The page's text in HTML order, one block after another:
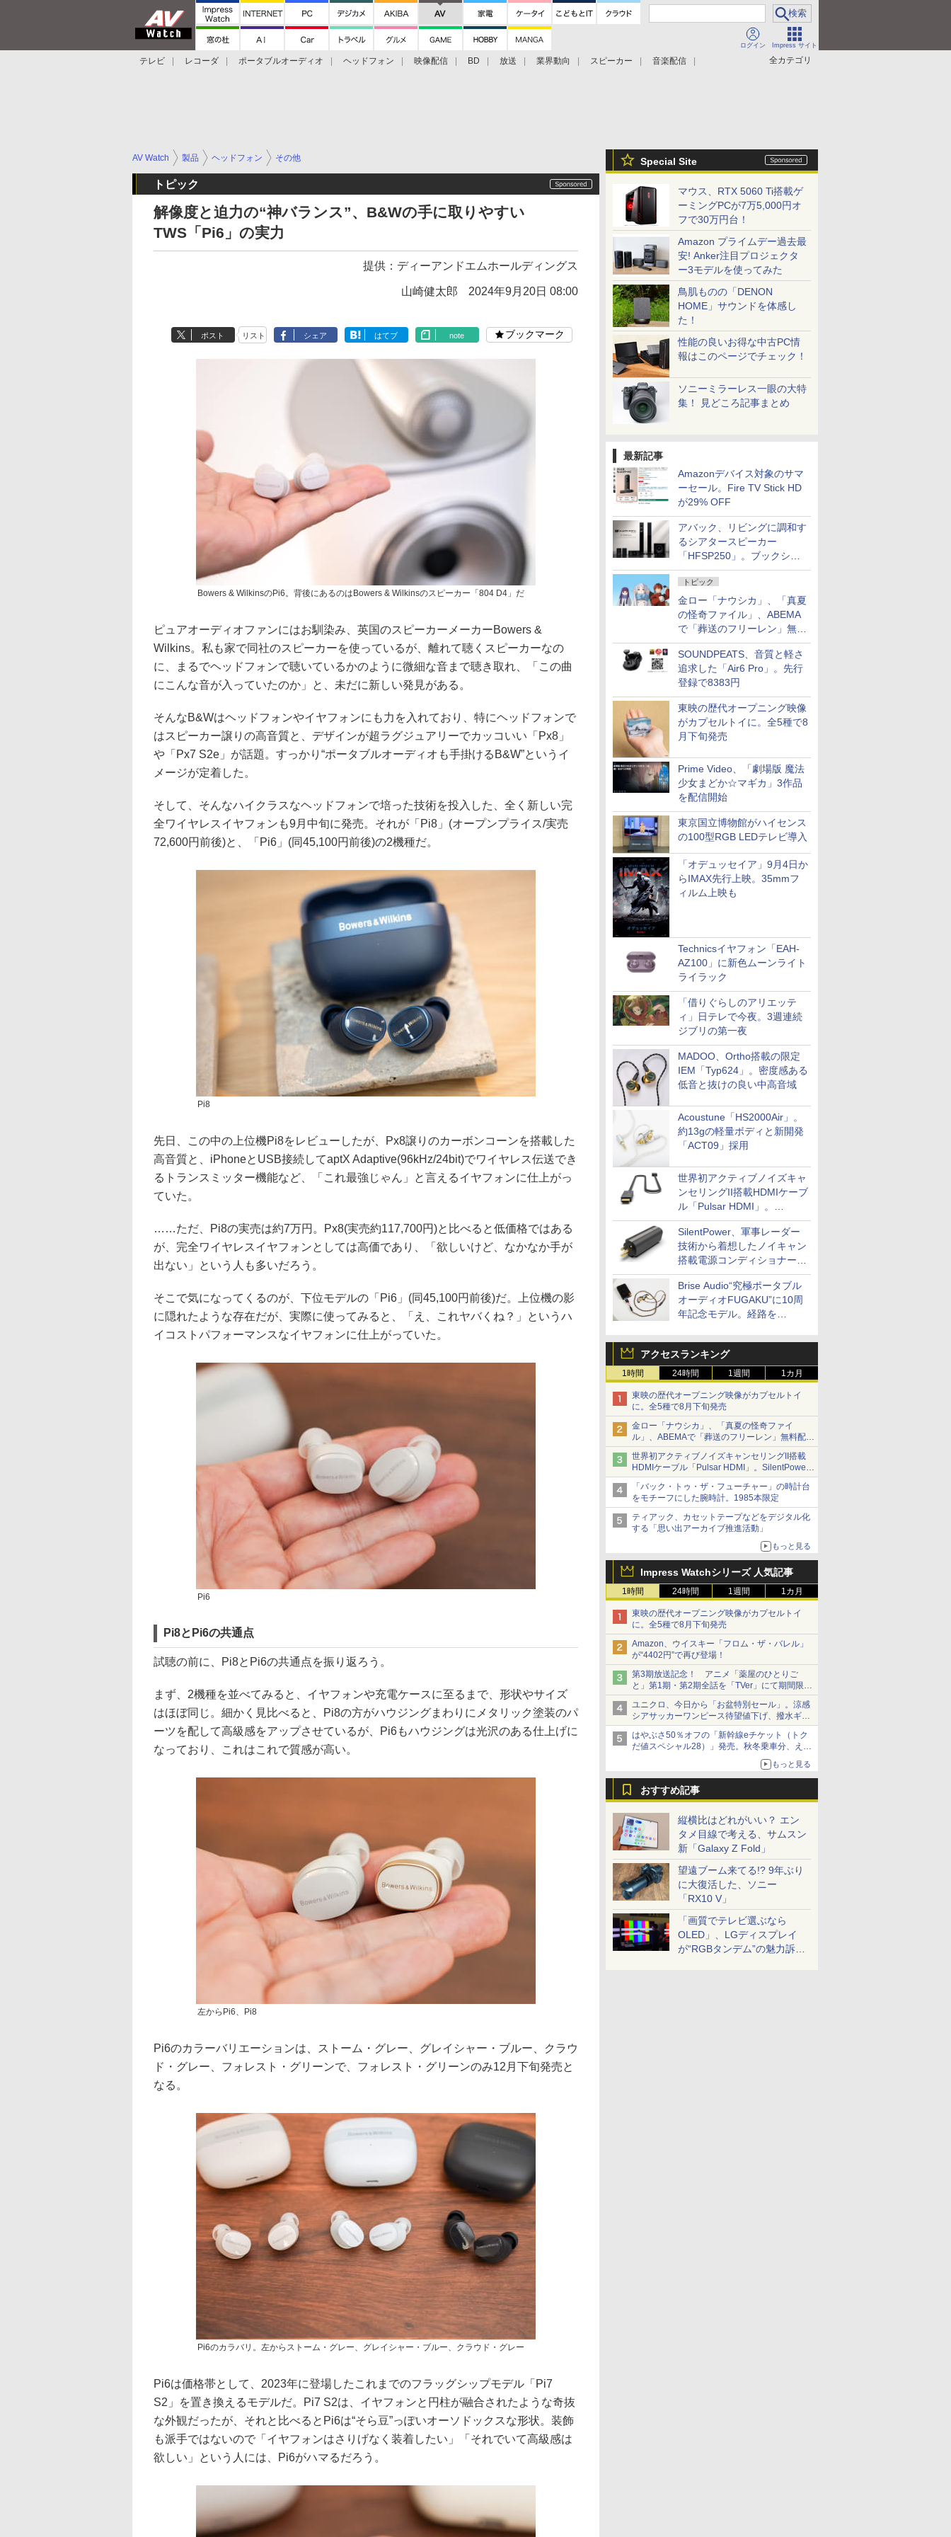
ログイン Impress サイト
全カテゴリ
テレビ レコーダ ポータブルオーディオ ヘッドフォン 映像配信 BD 放送 業界動向 スピーカー
音楽配信
Special Site
マウス、RTX 5060 Ti搭載ゲ
ーミングPCが7万5,000円オ
フで30万円台！
Amazon プライムデー過去最
安! Anker注目プロジェクタ
ー3モデルを使ってみた
鳥肌ものの「DENON
HOME」サウンドを体感し
た！
性能の良いお得な中古PC情
報はこのページでチェック！
ソニーミラーレス一眼の大特
集！ 見どころ記事まとめ
最新記事
Amazonデバイス対象のサマ
ーセール。Fire TV Stick HD
が29% OFF
アバック、リビングに調和す
るシアタースピーカー
「HFSP250」。ブックシェ
ルフはペア3万円以下
トピック
金ロー「ナウシカ」、「真夏
の怪奇ファイル」、ABEMA
で「葬送のフリーレン」無料
配信など。夏の特番・配信情
報
SOUNDPEATS、音質と軽さ
追求した「Air6 Pro」。先行
登録で8383円
東映の歴代オープニング映像
がカプセルトイに。全5種で8
月下旬発売
Prime Video、「劇場版 魔法
少女まどか☆マギカ」3作品
を配信開始
東京国立博物館がハイセンス
の100型RGB LEDテレビ導入
「オデュッセイア」9月4日か
らIMAX先行上映。35mmフ
ィルム上映も
Technicsイヤフォン「EAH-
AZ100」に新色ムーンライト
ライラック
「借りぐらしのアリエッテ
ィ」日テレで今夜。3週連続
ジブリの第一夜
MADOO、Ortho搭載の限定
IEM「Typ624」。密度感ある
低音と抜けの良い中高音域
Acoustune「HS2000Air」。
約13gの軽量ボディと新開発
「ACT09」採用
世界初アクティブノイズキャ
ンセリングII搭載HDMIケーブ
ル「Pulsar HDMI」。
SilentPowerから
SilentPower、軍事レーダー
技術から着想したノイキャン
搭載電源コンディショナー
「AC iPurifier2」
Brise Audio“究極ポータブル
オーディオFUGAKU”に10周
年記念モデル。経路を
アクセスランキング
1時間 24時間 1週間 1カ月
東映の歴代オープニング映像がカプセルトイ
に。全5種で8月下旬発売
金ロー「ナウシカ」、「真夏の怪奇ファイ
ル」、ABEMAで「葬送のフリーレン」無料配信
など。夏の特番・配信情報
世界初アクティブノイズキャンセリングII搭載
HDMIケーブル「Pulsar HDMI」。SilentPower
から
「バック・トゥ・ザ・フューチャー」の時計台
をモチーフにした腕時計。1985本限定
ティアック、カセットテープなどをデジタル化
する「思い出アーカイブ推進活動」
もっと見る
Impress Watchシリーズ 人気記事
1時間 24時間 1週間 1カ月
東映の歴代オープニング映像がカプセルトイ
に。全5種で8月下旬発売
Amazon、ウイスキー「フロム・ザ・バレル」
が“4402円”で再び登場！
第3期放送記念！ アニメ「薬屋のひとりご
と」第1期・第2期全話を「TVer」にて期間限定
で順次無料配信開始
ユニクロ、今日から「お盆特別セール」。涼感
シアサッカーワンピース待望値下げ、撥水ギア
ショーツは1990円に
はやぶさ50％オフの「新幹線eチケット（トク
だ値スペシャル28）」発売。秋冬乗車分、えき
もっと見る
おすすめ記事
縦横比はどれがいい？ エン
タメ目線で考える、サムスン
新「Galaxy Z Fold」
望遠ブーム来てる!? 9年ぶり
に大復活した、ソニー
「RX10 V」
「画質でテレビ選ぶなら
OLED」、LGディスプレイ
が“RGBタンデム”の魅力訴
AV Watch 製品 ヘッドフォン その他
トピック
解像度と迫力の“神バランス”、B&Wの手に取りやすい
TWS「Pi6」の実力
提供： ディーアンドエムホールディングス
山崎健太郎 2024年9月20日 08:00
ポスト リスト シェア はてブ note ブックマーク
Bowers & WilkinsのPi6。背後にあるのはBowers & Wilkinsのスピーカー「804 D4」だ
ピュアオーディオファンにはお馴染み、英国のスピーカーメーカーBowers &
Wilkins。私も家で同社のスピーカーを使っているが、離れて聴くスピーカーなの
に、まるでヘッドフォンで聴いているかのように微細な音まで聴き取れ、「この曲
にこんな音が入っていたのか」と、未だに新しい発見がある。
そんなB&Wはヘッドフォンやイヤフォンにも力を入れており、特にヘッドフォンで
はスピーカー譲りの高音質と、デザインが超ラグジュアリーでカッコいい「Px8」
や「Px7 S2e」が話題。すっかり“ポータブルオーディオも手掛けるB&W”というイ
メージが定着した。
そして、そんなハイクラスなヘッドフォンで培った技術を投入した、全く新しい完
全ワイヤレスイヤフォンも9月中旬に発売。それが「Pi8」(オープンプライス/実売
72,600円前後)と、「Pi6」(同45,100円前後)の2機種だ。
Pi8
先日、この中の上位機Pi8をレビューしたが、Px8譲りのカーボンコーンを搭載した
高音質と、iPhoneとUSB接続してaptX Adaptive(96kHz/24bit)でワイヤレス伝送でき
るトランスミッター機能など、「これ最強じゃん」と言えるイヤフォンに仕上がっ
ていた。
……ただ、Pi8の実売は約7万円。Px8(実売約117,700円)と比べると低価格ではある
が、完全ワイヤレスイヤフォンとしては高価であり、「欲しいけど、なかなか手が
出ない」という人も多いだろう。
そこで気になってくるのが、下位モデルの「Pi6」(同45,100円前後)だ。上位機の影
に隠れたような存在だが、実際に使ってみると、「え、これヤバくね？」というハ
イコストパフォーマンスなイヤフォンに仕上がっていた。
Pi6
Pi8とPi6の共通点
試聴の前に、Pi8とPi6の共通点を振り返ろう。
まず、2機種を並べてみると、イヤフォンや充電ケースに至るまで、形状やサイズ
はほぼ同じ。細かく見比べると、Pi8の方がハウジングまわりにメタリック塗装のパ
ーツを配して高級感をアップさせているが、Pi6もハウジングは光沢のある仕上げに
なっており、これはこれで質感が高い。
左からPi6、Pi8
Pi6のカラーバリエーションは、ストーム・グレー、グレイシャー・ブルー、クラウ
ド・グレー、フォレスト・グリーンで、フォレスト・グリーンのみ12月下旬発売と
なる。
Pi6のカラバリ。左からストーム・グレー、グレイシャー・ブルー、クラウド・グレー
Pi6は価格帯として、2023年に登場したこれまでのフラッグシップモデル「Pi7
S2」を置き換えるモデルだ。Pi7 S2は、イヤフォンと円柱が融合されたような奇抜
な外観だったが、それと比べるとPi6は“そら豆”っぽいオーソドックスな形状。装飾
も派手ではないので「イヤフォンはさりげなく装着したい」「それでいて高級感は
欲しい」という人には、Pi6がハマるだろう。